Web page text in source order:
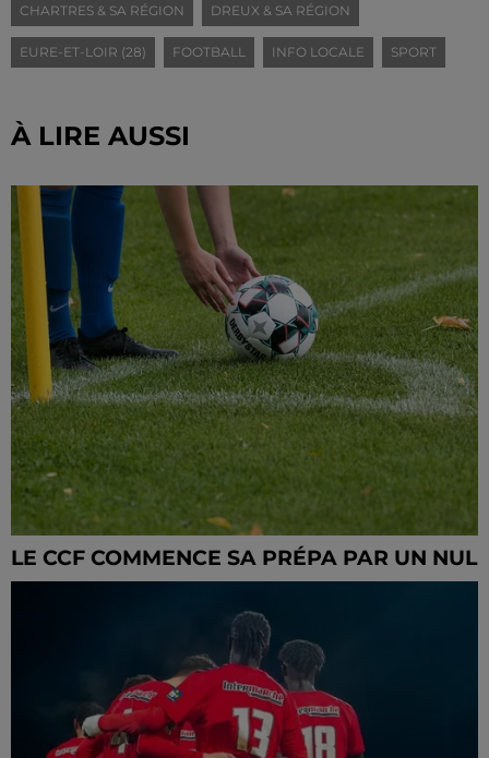
CHARTRES & SA RÉGION DREUX & SA RÉGION
EURE-ET-LOIR (28) FOOTBALL INFO LOCALE SPORT
À LIRE AUSSI
LE CCF COMMENCE SA PRÉPA PAR UN NUL